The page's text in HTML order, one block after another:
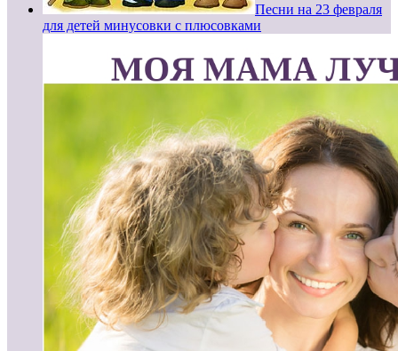
Песни на 23 февраля
для детей минусовки с плюсовками